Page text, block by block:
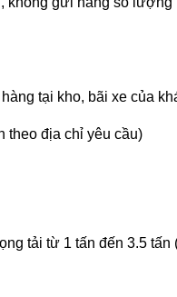
tại kho, bãi xe của
theo địa chỉ yêu cầu)
tải từ 1 tấn đến 3.5 tấn